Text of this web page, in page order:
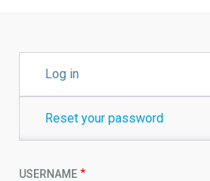
TABSLog in
Reset your password
USERNAME